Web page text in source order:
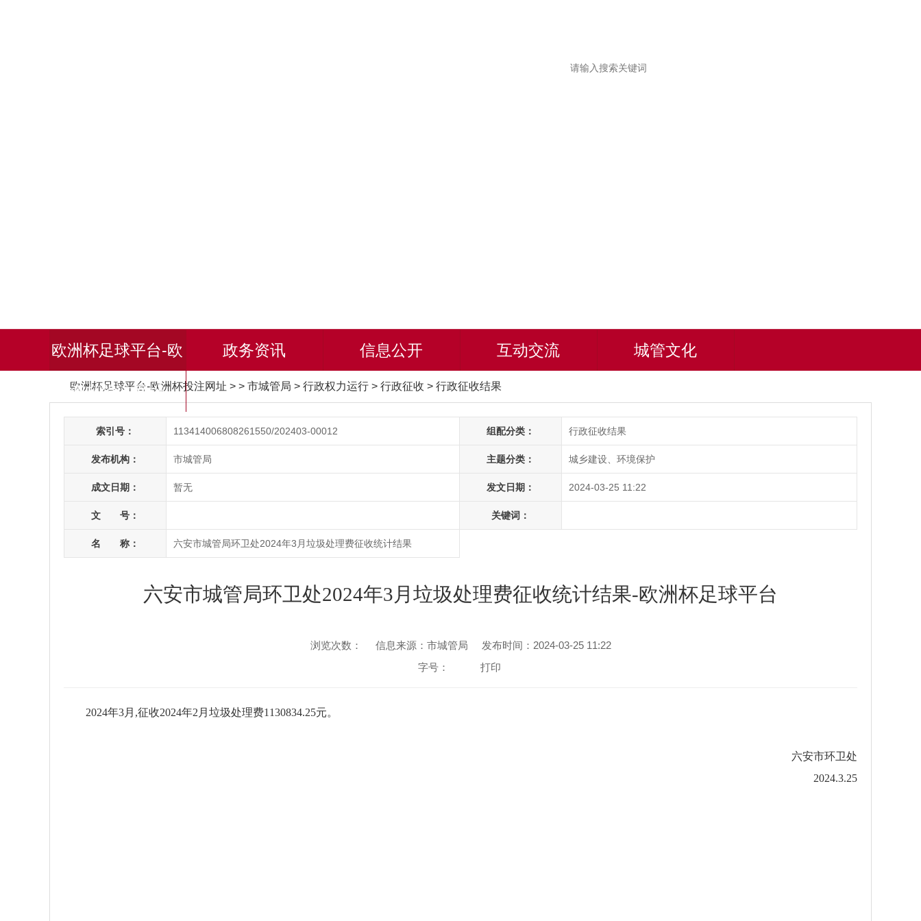
欧洲杯足球平台-欧
洲杯投注网址
政务资讯 信息公开 互动交流 城管文化
欧洲杯足球平台-欧洲杯投注网址 > > 市城管局 > 行政权力运行 > 行政征收 > 行政征收结果
索引号： 113414006808261550/202403-00012 组配分类： 行政征收结果
发布机构： 市城管局 主题分类： 城乡建设、环境保护
成文日期： 暂无 发文日期： 2024-03-25 11:22
文 号： 关键词：
名 称： 六安市城管局环卫处2024年3月垃圾处理费征收统计结果
六安市城管局环卫处2024年3月垃圾处理费征收统计结果-欧洲杯足球平台
浏览次数： 信息来源：市城管局
发布时间：2024-03-25 11:22
字号：
打印
2024年3月,征收2024年2月垃圾处理费1130834.25元。
六安市环卫处
2024.3.25